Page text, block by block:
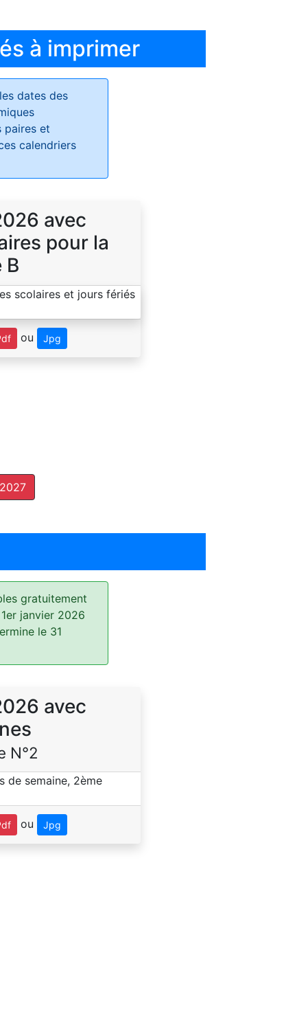
à imprimer
dates des
paires et
calendriers
avec
pour la
B
ou Jpg
gratuitement
janvier 2026
le 31
avec
N°2
ou Jpg